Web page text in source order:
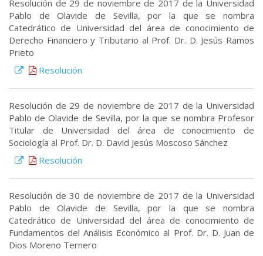
Resolución de 29 de noviembre de 2017 de la Universidad
Pablo de Olavide de Sevilla, por la que se nombra
Catedrático de Universidad del área de conocimiento de
Derecho Financiero y Tributario al Prof. Dr. D. Jesús Ramos
Prieto
Resolución
Resolución de 29 de noviembre de 2017 de la Universidad
Pablo de Olavide de Sevilla, por la que se nombra Profesor
Titular de Universidad del área de conocimiento de
Sociología al Prof. Dr. D. David Jesús Moscoso Sánchez
Resolución
Resolución de 30 de noviembre de 2017 de la Universidad
Pablo de Olavide de Sevilla, por la que se nombra
Catedrático de Universidad del área de conocimiento de
Fundamentos del Análisis Económico al Prof. Dr. D. Juan de
Dios Moreno Ternero